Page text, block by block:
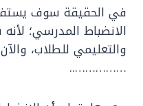
في الحقيقة سوف
الانضباط المدرسي؛
والتعليمي للطلاب،
……………..